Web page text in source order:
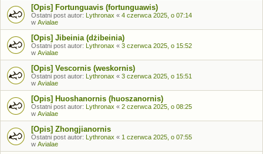
[Opis] Fortunguavis (fortunguawis)
Ostatni post autor: Lythronax « 4 czerwca 2025, o 07:14
w Avialae
[Opis] Jibeinia (dżibeinia)
Ostatni post autor: Lythronax « 3 czerwca 2025, o 15:52
w Avialae
[Opis] Vescornis (weskornis)
Ostatni post autor: Lythronax « 3 czerwca 2025, o 15:51
w Avialae
[Opis] Huoshanornis (huoszanornis)
Ostatni post autor: Lythronax « 2 czerwca 2025, o 08:25
w Avialae
[Opis] Zhongjianornis
Ostatni post autor: Lythronax « 1 czerwca 2025, o 07:55
w Avialae